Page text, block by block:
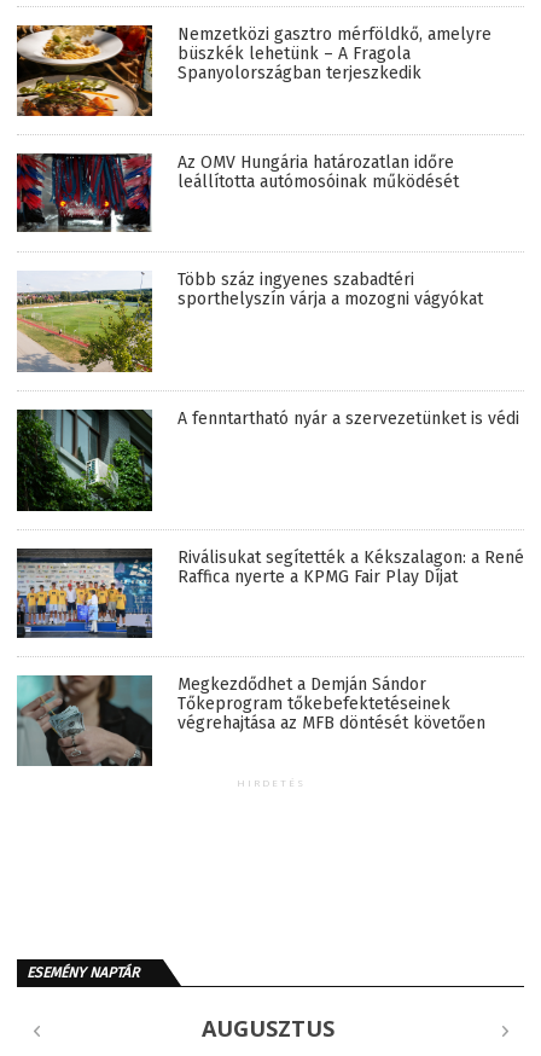
Nemzetközi gasztro mérföldkő, amelyre
büszkék lehetünk – A Fragola
Spanyolországban terjeszkedik
Az OMV Hungária határozatlan időre
leállította autómosóinak működését
Több száz ingyenes szabadtéri
sporthelyszín várja a mozogni vágyókat
A fenntartható nyár a szervezetünket is védi
Riválisukat segítették a Kékszalagon: a René
Raffica nyerte a KPMG Fair Play Díjat
Megkezdődhet a Demján Sándor
Tőkeprogram tőkebefektetéseinek
végrehajtása az MFB döntését követően
HIRDETÉS
ESEMÉNY NAPTÁR
AUGUSZTUS